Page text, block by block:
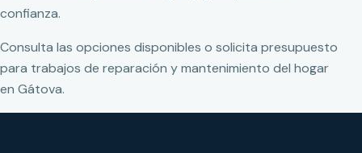
confianza.
Consulta las opciones disponibles o solicita presupuesto
para trabajos de reparación y mantenimiento del hogar
en Gátova.